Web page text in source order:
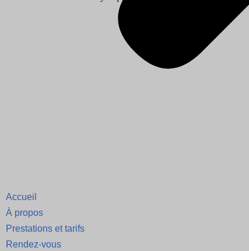
Accueil
À propos
Prestations et tarifs
Rendez-vous